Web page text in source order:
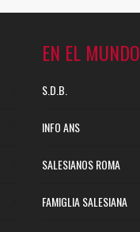
EN EL MUNDO
S.D.B.
INFO ANS
SALESIANOS ROMA
FAMIGLIA SALESIANA